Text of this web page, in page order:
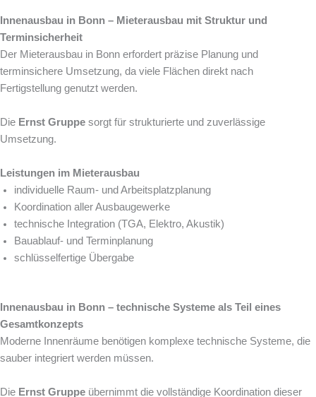
Innenausbau in Bonn – Mieterausbau mit Struktur und
Terminsicherheit
Der Mieterausbau in Bonn erfordert präzise Planung und
terminsichere Umsetzung, da viele Flächen direkt nach
Fertigstellung genutzt werden.
Die Ernst Gruppe sorgt für strukturierte und zuverlässige
Umsetzung.
Leistungen im Mieterausbau
individuelle Raum- und Arbeitsplatzplanung
Koordination aller Ausbaugewerke
technische Integration (TGA, Elektro, Akustik)
Bauablauf- und Terminplanung
schlüsselfertige Übergabe
Innenausbau in Bonn – technische Systeme als Teil eines
Gesamtkonzepts
Moderne Innenräume benötigen komplexe technische Systeme, die
sauber integriert werden müssen.
Die Ernst Gruppe übernimmt die vollständige Koordination dieser